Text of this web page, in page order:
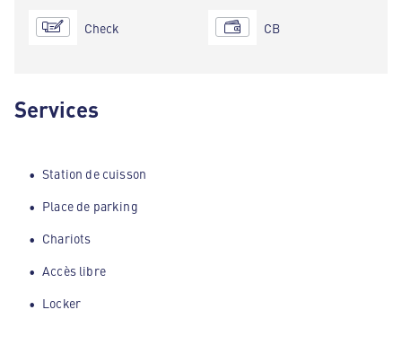
Check CB
Services
Station de cuisson
Place de parking
Chariots
Accès libre
Locker